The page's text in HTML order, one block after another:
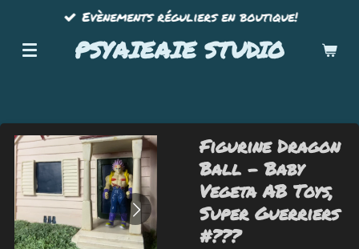
contenu
PSYAIEAIE STUDIO
Evènements réguliers en boutique!
Figurine Dragon
Ball - Baby
Vegeta AB Toys,
Super Guerriers
#???